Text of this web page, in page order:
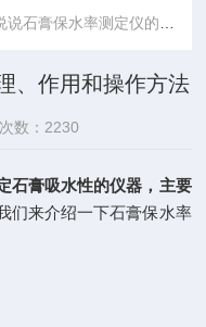
石膏保水率测定仪的原理、作用和操作方法
、作用和操作方法
数：2230
石膏吸水性的仪器，主要
们来介绍一下石膏保水率